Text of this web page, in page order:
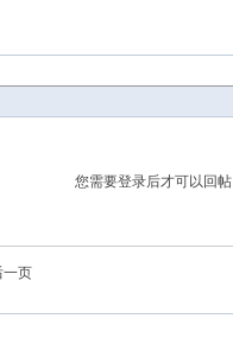
您需要登录后才可以回帖
一页